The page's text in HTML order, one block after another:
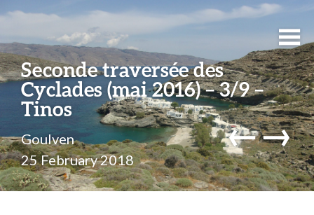
Seconde traversée des
Cyclades (mai 2016) – 3/9 –
Tinos
Goulven
25 February 2018
←→